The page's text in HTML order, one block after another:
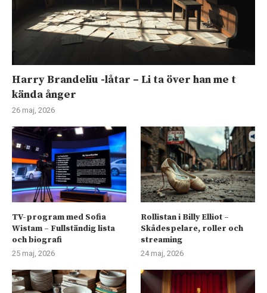
Harry Brandeliu -låtar – Li ta över han me t
kända ånger
26 maj, 2026
TV-program med Sofia
Wistam – Fullständig lista
och biografi
25 maj, 2026
Rollistan i Billy Elliot –
Skådespelare, roller och
streaming
24 maj, 2026